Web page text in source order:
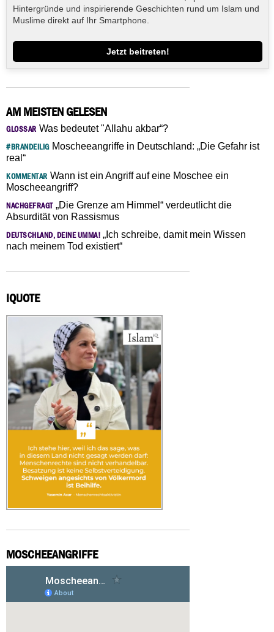
Hintergründe und inspirierende Geschichten rund um Islam und
Muslime direkt auf Ihr Smartphone.
Jetzt beitreten!
AM MEISTEN GELESEN
GLOSSAR Was bedeutet "Allahu akbar“?
#BRANDEILIGMoscheeangriffe in Deutschland: „Die Gefahr ist
real“
KOMMENTAR Wann ist ein Angriff auf eine Moschee ein
Moscheeangriff?
NACHGEFRAGT„Die Grenze am Himmel“ verdeutlicht die
Absurdität von Rassismus
DEUTSCHLAND, DEINE UMMA! „Ich schreibe, damit mein Wissen
nach meinem Tod existiert“
IQUOTE
MOSCHEEANGRIFFE